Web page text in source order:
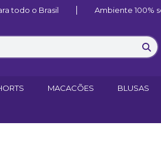
todo o Brasil Ambiente 100%
MACACÕES BLUSAS